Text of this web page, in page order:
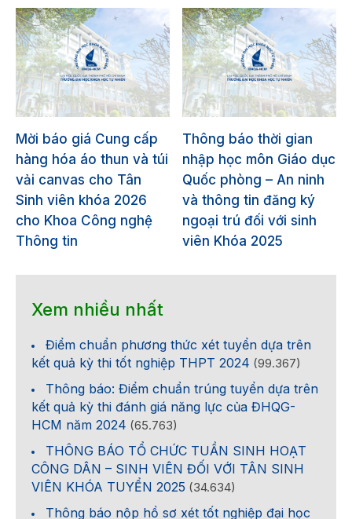
Mời báo giá Cung cấp
hàng hóa áo thun và túi
vải canvas cho Tân
Sinh viên khóa 2026
cho Khoa Công nghệ
Thông tin
Thông báo thời gian
nhập học môn Giáo dục
Quốc phòng – An ninh
và thông tin đăng ký
ngoại trú đối với sinh
viên Khóa 2025
Xem nhiều nhất
Điểm chuẩn phương thức xét tuyển dựa trên
kết quả kỳ thi tốt nghiệp THPT 2024 (99.367)
Thông báo: Điểm chuẩn trúng tuyển dựa trên
kết quả kỳ thi đánh giá năng lực của ĐHQG-
HCM năm 2024 (65.763)
THÔNG BÁO TỔ CHỨC TUẦN SINH HOẠT
CÔNG DÂN – SINH VIÊN ĐỐI VỚI TÂN SINH
VIÊN KHÓA TUYỂN 2025 (34.634)
Thông báo nộp hồ sơ xét tốt nghiệp đại học